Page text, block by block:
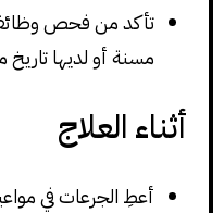
تأكد من فحص وظائف
مسنة أو لديها
أثناء العلاج
أعطِ الجرعات في